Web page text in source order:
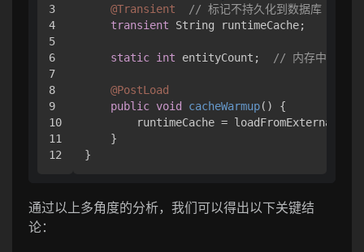
3
4
5
6
7
8
9
10
11
@Transient
// 标记不持久化到数据库
transient String runtimeCache;
static int entityCount; // 内存中的统计
@PostLoad
public void cacheWarmup()
{
runtimeCache =
    }
通过以上多角度的分析，我们可以得出以下关键结
论：